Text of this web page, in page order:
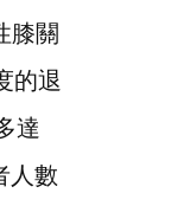
膝關
的退
達
人數